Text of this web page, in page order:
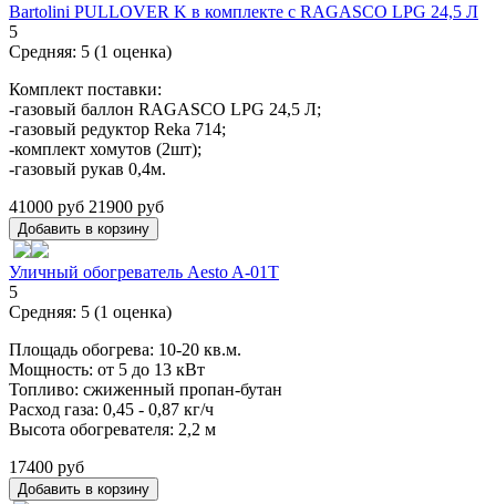
Bartolini PULLOVER K в комплекте с RAGASCO LPG 24,5 Л
5
Средняя: 5 (1 оценка)
Комплект поставки:
-газовый баллон RAGASCO LPG 24,5 Л;
-газовый редуктор Reka 714;
-комплект хомутов (2шт);
-газовый рукав 0,4м.
41000 руб 21900 руб
Уличный обогреватель Aesto A-01T
5
Средняя: 5 (1 оценка)
Площадь обогрева: 10-20 кв.м.
Мощность: от 5 до 13 кВт
Топливо: сжиженный пропан-бутан
Расход газа: 0,45 - 0,87 кг/ч
Высота обогревателя: 2,2 м
17400 руб